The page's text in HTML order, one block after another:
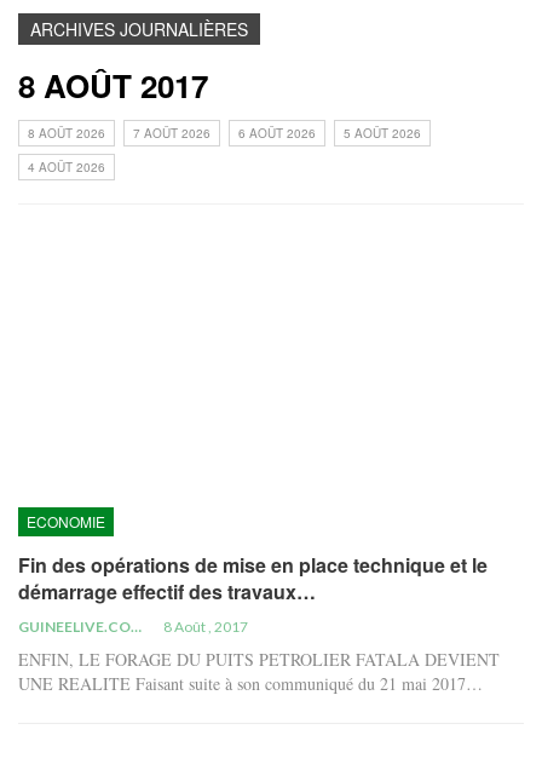
ARCHIVES JOURNALIÈRES
8 AOÛT 2017
8 AOÛT 2026 7 AOÛT 2026 6 AOÛT 2026
5 AOÛT 2026
4 AOÛT 2026
ECONOMIE
Fin des opérations de mise en place technique et le
démarrage effectif des travaux…
GUINEELIVE.COM 8 Août , 2017
ENFIN, LE FORAGE DU PUITS PETROLIER FATALA DEVIENT
UNE REALITE Faisant suite à son communiqué du 21 mai 2017…